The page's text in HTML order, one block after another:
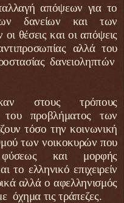
απόψεων για το
δανείων και των
θέσεις και οι απόψεις
αλλά του
δανειοληπτών
στους τρόπους
του προβλήματος των
τόσο την κοινωνική
των νοικοκυρών που
και μορφής
το ελληνικό επιχειρείν
αλλά ο αφελληνισμός
όχημα τις τράπεζες.